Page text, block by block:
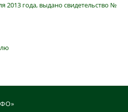
2013 года, выдано свидетельство №